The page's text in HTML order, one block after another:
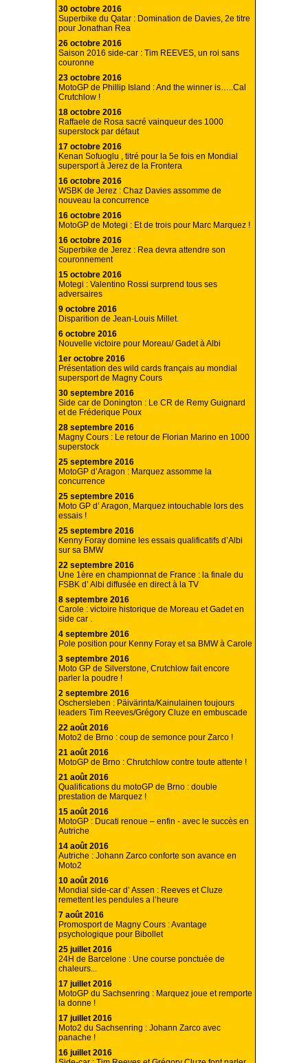
30 octobre 2016
Superbike du Qatar : Domination de Davies, 2e titre
pour Jonathan Rea
26 octobre 2016
Saison 2016 side-car : Tim REEVES, un roi sans
couronne
23 octobre 2016
MotoGP de Phillip Island : And the winner is…..Cal
Crutchlow !
18 octobre 2016
Raffaele de Rosa sacré vainqueur des 1000
superstock par défaut
17 octobre 2016
Kenan Sofuoglu , titré pour la 5e fois en Mondial
supersport à Jerez de la Frontera
16 octobre 2016
WSBK de Jerez : Chaz Davies assomme de
nouveau la concurrence
16 octobre 2016
MotoGP de Motegi : Et de trois pour Marc Marquez !
16 octobre 2016
Superbike de Jerez : Rea devra attendre son
couronnement
15 octobre 2016
Motegi : Valentino Rossi surprend tous ses
adversaires
9 octobre 2016
Disparition de Jean-Louis Millet.
6 octobre 2016
Nouvelle victoire pour Moreau/ Gadet à Albi
1er octobre 2016
Présentation des wild cards français au mondial
supersport de Magny Cours
30 septembre 2016
Side car de Donington : Le CR de Remy Guignard
et de Fréderique Poux
28 septembre 2016
Magny Cours : Le retour de Florian Marino en 1000
superstock
25 septembre 2016
MotoGP d’Aragon : Marquez assomme la
concurrence
25 septembre 2016
Moto GP d’ Aragon, Marquez intouchable lors des
essais !
25 septembre 2016
Kenny Foray domine les essais qualificatifs d’Albi
sur sa BMW
22 septembre 2016
Une 1ère en championnat de France : la finale du
FSBK d’ Albi diffusée en direct à la TV
8 septembre 2016
Carole : victoire historique de Moreau et Gadet en
side car .
4 septembre 2016
Pole position pour Kenny Foray et sa BMW à Carole
3 septembre 2016
Moto GP de Silverstone, Crutchlow fait encore
parler la poudre !
2 septembre 2016
Oschersleben : Päivärinta/Kainulainen toujours
leaders Tim Reeves/Grégory Cluze en embuscade
22 août 2016
Moto2 de Brno : coup de semonce pour Zarco !
21 août 2016
MotoGP de Brno : Chrutchlow contre toute attente !
21 août 2016
Qualifications du motoGP de Brno : double
prestation de Marquez !
15 août 2016
MotoGP : Ducati renoue – enfin - avec le succès en
Autriche
14 août 2016
Autriche : Johann Zarco conforte son avance en
Moto2
10 août 2016
Mondial side-car d’ Assen : Reeves et Cluze
remettent les pendules a l’heure
7 août 2016
Promosport de Magny Cours : Avantage
psychologique pour Bibollet
25 juillet 2016
24H de Barcelone : Une course ponctuée de
chaleurs...
17 juillet 2016
MotoGP du Sachsenring : Marquez joue et remporte
la donne !
17 juillet 2016
Moto2 du Sachsenring : Johann Zarco avec
panache !
16 juillet 2016